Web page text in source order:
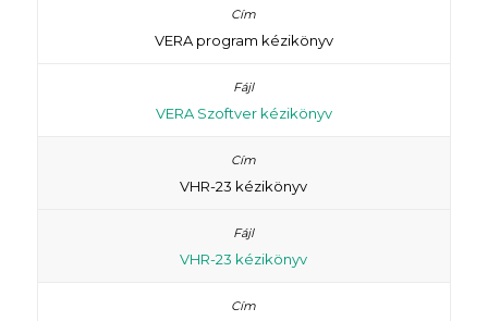
VERA program kézikönyv
VERA Szoftver kézikönyv
VHR-23 kézikönyv
VHR-23 kézikönyv